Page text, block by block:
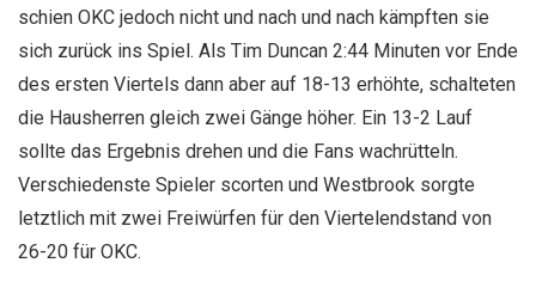
schien OKC jedoch nicht und nach und nach kämpften sie
sich zurück ins Spiel. Als Tim Duncan 2:44 Minuten vor Ende
des ersten Viertels dann aber auf 18-13 erhöhte, schalteten
die Hausherren gleich zwei Gänge höher. Ein 13-2 Lauf
sollte das Ergebnis drehen und die Fans wachrütteln.
Verschiedenste Spieler scorten und Westbrook sorgte
letztlich mit zwei Freiwürfen für den Viertelendstand von
26-20 für OKC.